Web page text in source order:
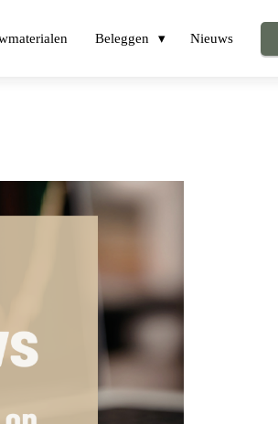
Beleggen Nieuws